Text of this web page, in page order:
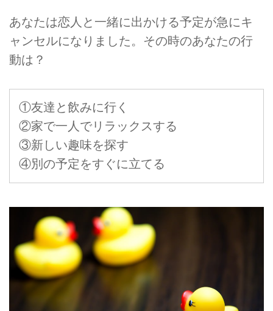
あなたは恋人と一緒に出かける予定が急にキ
ャンセルになりました。その時のあなたの行
動は？
①友達と飲みに行く
②家で一人でリラックスする
③新しい趣味を探す
④別の予定をすぐに立てる